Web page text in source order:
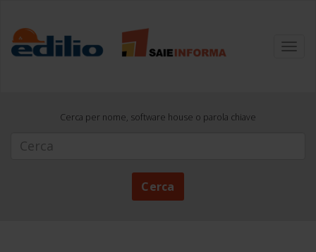
Cerca per nome, software house o parola chiave
Cerca